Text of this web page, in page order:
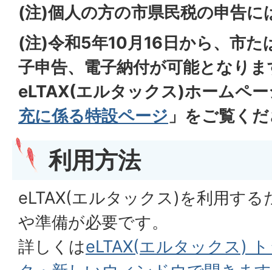
(注)個人の方の市県民税の申告
(注)令和5年10月16日から、市た
子申告、電子納付が可能となり
eLTAX(エルタックス)ホームペ
充に係る特設ページ 」をご覧く
利用方法
eLTAX(エルタックス)を利用する
や準備が必要です。
詳しくはeLTAX(エルタックス)